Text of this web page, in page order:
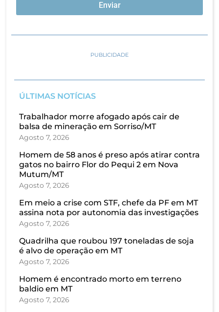
Enviar
PUBLICIDADE
ÚLTIMAS NOTÍCIAS
Trabalhador morre afogado após cair de
balsa de mineração em Sorriso/MT
Agosto 7, 2026
Homem de 58 anos é preso após atirar contra
gatos no bairro Flor do Pequi 2 em Nova
Mutum/MT
Agosto 7, 2026
Em meio a crise com STF, chefe da PF em MT
assina nota por autonomia das investigações
Agosto 7, 2026
Quadrilha que roubou 197 toneladas de soja
é alvo de operação em MT
Agosto 7, 2026
Homem é encontrado morto em terreno
baldio em MT
Agosto 7, 2026